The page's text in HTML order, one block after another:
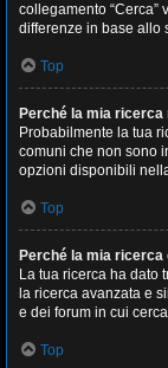
collegamento “Cerca”
differenze in base allo
Top
Perché la mia
Probabilmente la tua
comuni che non sono
opzioni disponibili
Top
Perché la mia
La tua ricerca ha dato
la ricerca avanzata e
e dei forum in cui
Top